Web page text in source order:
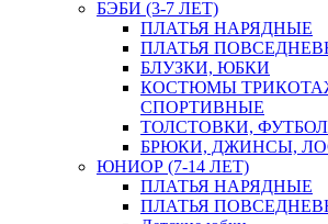
БЭБИ (3-7 ЛЕТ)
ПЛАТЬЯ НАРЯДНЫЕ
ПЛАТЬЯ
БЛУЗКИ, ЮБКИ
КОСТЮМЫ
СПОРТИВНЫЕ
ТОЛСТОВКИ,
БРЮКИ, ДЖИНСЫ,
ЮНИОР (7-14 ЛЕТ)
ПЛАТЬЯ НАРЯДНЫЕ
ПЛАТЬЯ